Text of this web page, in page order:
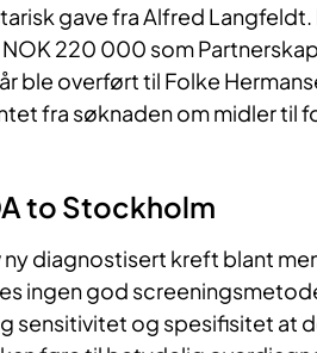
gave fra Alfred
220 000 som
ble overført til Folke
fra søknaden om midler til
to Stockholm
diagnostisert kreft blant
ingen god
sensitivitet og spesifisitet at